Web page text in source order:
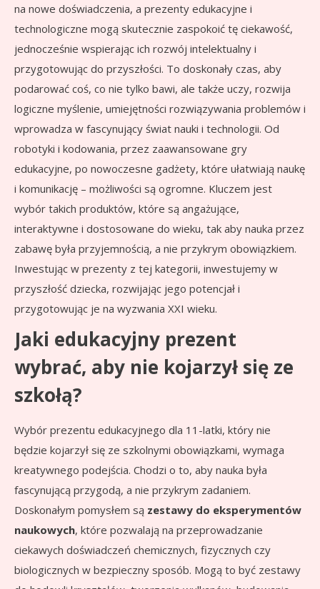
na nowe doświadczenia, a prezenty edukacyjne i
technologiczne mogą skutecznie zaspokoić tę ciekawość,
jednocześnie wspierając ich rozwój intelektualny i
przygotowując do przyszłości. To doskonały czas, aby
podarować coś, co nie tylko bawi, ale także uczy, rozwija
logiczne myślenie, umiejętności rozwiązywania problemów i
wprowadza w fascynujący świat nauki i technologii. Od
robotyki i kodowania, przez zaawansowane gry
edukacyjne, po nowoczesne gadżety, które ułatwiają naukę
i komunikację – możliwości są ogromne. Kluczem jest
wybór takich produktów, które są angażujące,
interaktywne i dostosowane do wieku, tak aby nauka przez
zabawę była przyjemnością, a nie przykrym obowiązkiem.
Inwestując w prezenty z tej kategorii, inwestujemy w
przyszłość dziecka, rozwijając jego potencjał i
przygotowując je na wyzwania XXI wieku.
Jaki edukacyjny prezent
wybrać, aby nie kojarzył się ze
szkołą?
Wybór prezentu edukacyjnego dla 11-latki, który nie
będzie kojarzył się ze szkolnymi obowiązkami, wymaga
kreatywnego podejścia. Chodzi o to, aby nauka była
fascynującą przygodą, a nie przykrym zadaniem.
Doskonałym pomysłem są zestawy do eksperymentów
naukowych, które pozwalają na przeprowadzanie
ciekawych doświadczeń chemicznych, fizycznych czy
biologicznych w bezpieczny sposób. Mogą to być zestawy